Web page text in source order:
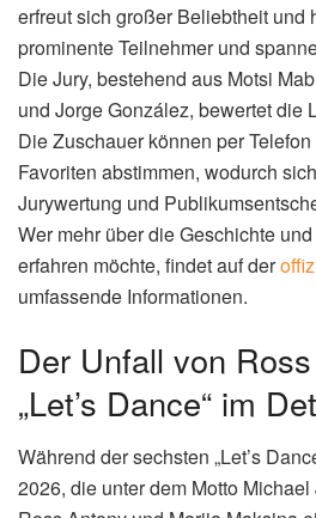
erfreut sich großer Beliebtheit und
prominente Teilnehmer und
Die Jury, bestehend aus Motsi
und Jorge González, bewertet die
Die Zuschauer können per
Favoriten abstimmen, wodurch
Jurywertung und
Wer mehr über die Geschichte
erfahren möchte, findet auf der
umfassende Informationen.
Der Unfall von
„Let’s Dance“ im
Während der sechsten „Let’s
2026, die unter dem Motto